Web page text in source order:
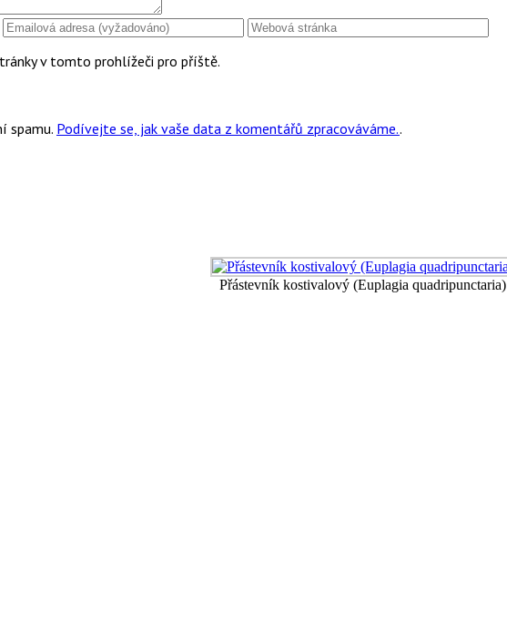
v tomto prohlížeči pro příště.
spamu. Podívejte se, jak vaše data z komentářů zpracováváme..
Přástevník kostivalový (Euplagia quadripunctaria)